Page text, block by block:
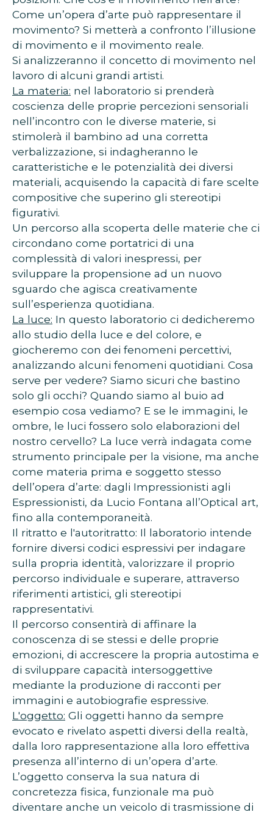
Come un’opera d’arte può rappresentare il
movimento? Si metterà a confronto l’illusione
di movimento e il movimento reale.
Si analizzeranno il concetto di movimento nel
lavoro di alcuni grandi artisti.
La materia: nel laboratorio si prenderà
coscienza delle proprie percezioni sensoriali
nell’incontro con le diverse materie, si
stimolerà il bambino ad una corretta
verbalizzazione, si indagheranno le
caratteristiche e le potenzialità dei diversi
materiali, acquisendo la capacità di fare scelte
compositive che superino gli stereotipi
figurativi.
Un percorso alla scoperta delle materie che ci
circondano come portatrici di una
complessità di valori inespressi, per
sviluppare la propensione ad un nuovo
sguardo che agisca creativamente
sull’esperienza quotidiana.
La luce: In questo laboratorio ci dedicheremo
allo studio della luce e del colore, e
giocheremo con dei fenomeni percettivi,
analizzando alcuni fenomeni quotidiani. Cosa
serve per vedere? Siamo sicuri che bastino
solo gli occhi? Quando siamo al buio ad
esempio cosa vediamo? E se le immagini, le
ombre, le luci fossero solo elaborazioni del
nostro cervello? La luce verrà indagata come
strumento principale per la visione, ma anche
come materia prima e soggetto stesso
dell’opera d’arte: dagli Impressionisti agli
Espressionisti, da Lucio Fontana all’Optical art,
fino alla contemporaneità.
Il ritratto e l'autoritratto: Il laboratorio intende
fornire diversi codici espressivi per indagare
sulla propria identità, valorizzare il proprio
percorso individuale e superare, attraverso
riferimenti artistici, gli stereotipi
rappresentativi.
Il percorso consentirà di affinare la
conoscenza di se stessi e delle proprie
emozioni, di accrescere la propria autostima e
di sviluppare capacità intersoggettive
mediante la produzione di racconti per
immagini e autobiografie espressive.
L'oggetto: Gli oggetti hanno da sempre
evocato e rivelato aspetti diversi della realtà,
dalla loro rappresentazione alla loro effettiva
presenza all’interno di un’opera d’arte.
L’oggetto conserva la sua natura di
concretezza fisica, funzionale ma può
diventare anche un veicolo di trasmissione di